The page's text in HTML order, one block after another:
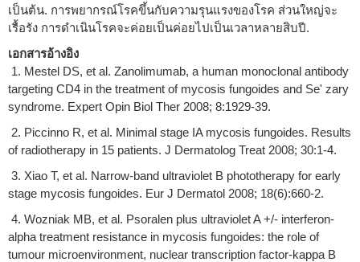
เป็นต้น. การพยากรณ์โรคขึ้นกับความรุนแรงของโรค ส่วนใหญ่จะ
เรื้อรัง การดำเนินโรคจะค่อยเป็นค่อยไปเป็นเวลาหลายสิบปี.
เอกสารอ้างอิง
1. Mestel DS, et al. Zanolimumab, a human monoclonal antibody
targeting CD4 in the treatment of mycosis fungoides and Se' zary
syndrome. Expert Opin Biol Ther 2008; 8:1929-39.
2. Piccinno R, et al. Minimal stage IA mycosis fungoides. Results
of radiotherapy in 15 patients. J Dermatolog Treat 2008; 30:1-4.
3. Xiao T, et al. Narrow-band ultraviolet B phototherapy for early
stage mycosis fungoides. Eur J Dermatol 2008; 18(6):660-2.
4. Wozniak MB, et al. Psoralen plus ultraviolet A +/- interferon-
alpha treatment resistance in mycosis fungoides: the role of
tumour microenvironment, nuclear transcription factor-kappa B